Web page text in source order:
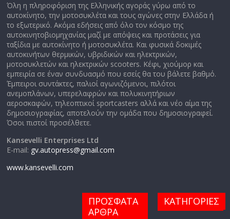
Όλη η πληροφόριση της Ελληνικής αγοράς γύρω από το
αυτοκίνητο, την μοτοσυκλέτα και τους αγώνες στην Ελλάδα ή
το εξωτερικό. Ακόμα εδήσεις από όλο τον κόσμο της
αυτοκινητοβιομηχανίας μαζί με απόψεις και προτάσεις για
ταξίδια με αυτοκίνητο ή μοτοσυκλέτα. Και φυσικά δοκιμές
αυτοκινήτων θερμικών, υβριδικών και ηλεκτρικών,
μοτοσυκλετών και ηλεκτρικών scooters. Κέφι, χιούμορ και
εμπειρία σε έναν συνδυασμό που εσείς θα του βάλετε βαθμό.
Έμπειροι συντάκτες, παλιοί αγωνιζόμενοι, πιλότοι
ανεμοπλάνων, υπερελαφρών και πολυκινητήριων
αεροσκαφών, τηλεοπτικοί sportcasters αλλά και νέο αίμα της
δημοσιογραφίας, αποτελούν την ομάδα που δημοσιογραφεί.
Όσοι πιστοί προσέλθετε.
Kansevelli Enterprises Ltd
E-mail: gv.autopress@gmail.com
www.kansevelli.com
ΠΡΟΣΦΑΤΑ
ΑΡΘΡΑ
ΚΑΤΗΓΟΡΙΕΣ